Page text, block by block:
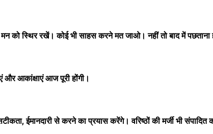
को स्थिर रखें। कोई भी साहस करने मत जाओ। नहीं तो बाद में पछताना
आकांक्षाएं आज पूरी होंगी।
ईमानदारी से करने का प्रयास करेंगे। वरिष्ठों की मर्जी भी संपादित